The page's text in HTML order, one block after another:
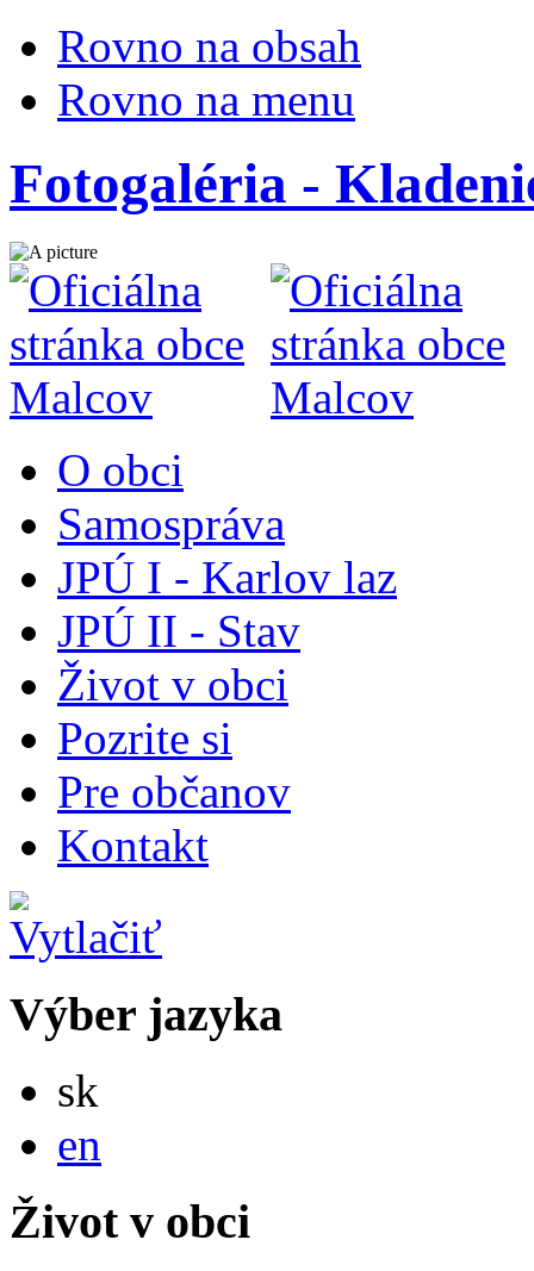
Rovno na obsah
Rovno na menu
Fotogaléria -
O obci
Samospráva
JPÚ I - Karlov laz
JPÚ II - Stav
Život v obci
Pozrite si
Pre občanov
Kontakt
Výber jazyka
sk
en
Život v obci